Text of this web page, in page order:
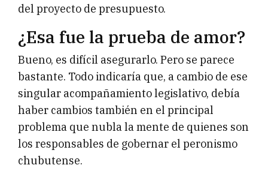
del proyecto de presupuesto.
¿Esa fue la prueba de amor?
Bueno, es difícil asegurarlo. Pero se parece
bastante. Todo indicaría que, a cambio de ese
singular acompañamiento legislativo, debía
haber cambios también en el principal
problema que nubla la mente de quienes son
los responsables de gobernar el peronismo
chubutense.